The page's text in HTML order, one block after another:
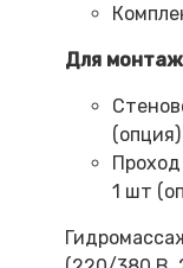
Для
(опция)
1 шт